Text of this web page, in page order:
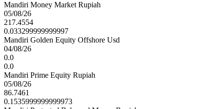
Mandiri Money Market Rupiah
05/08/26
217.4554
0.033299999999997
Mandiri Golden Equity Offshore Usd
04/08/26
0.0
0.0
Mandiri Prime Equity Rupiah
05/08/26
86.7461
0.1535999999999973